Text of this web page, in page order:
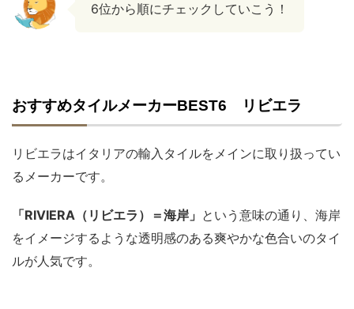
6位から順にチェックしていこう！
おすすめタイルメーカーBEST6 リビエラ
リビエラはイタリアの輸入タイルをメインに取り扱ってい
るメーカーです。
「RIVIERA（リビエラ）＝海岸」 という意味の通り、海岸
をイメージするような透明感のある爽やかな色合いのタイ
ルが人気です。